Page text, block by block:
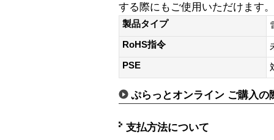
する際にもご使用いただけます。
製品タイプ
RoHS指令
PSE
ぷらっとオンライン ご購入の
支払方法について